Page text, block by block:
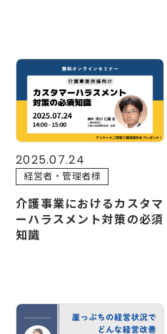
2025.07.24
経営者・管理者様
介護事業におけるカスタマ
ーハラスメント対策の必須
知識